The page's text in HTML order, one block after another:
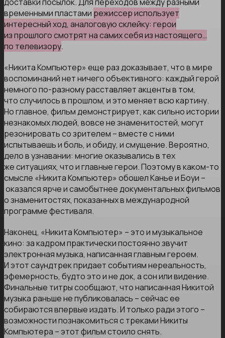
временными пластами режиссер использует
интересный ход, аналоговую склейку: герои
из прошлого смотрят на самих себя из настоящего…
по телевизору.
«Никита Компьютер» еще раз доказывает, что в мире
воспоминаний нет ничего объективного: каждый герой
немного по-разному расставляет акценты в том,
что случилось в прошлом, и это меняет всю картину.
Но главное, фильм демонстрирует, как сильно истории
незнакомых людей, вовсе не знаменитостей, могут
резонировать со зрителем – вместе с ними
испытываешь и боль, и обиду, и смущение. Вероятно,
дело в узнавании: многие оказывались в тех
же ситуациях, что и главные герои. Поэтому в каком-то
смысле «Никита Компьютер» обошел Канье и Боуи –
оказался ярче и самобытнее документальных фильмов
о знаменитостях, показанных в международной
программе фестиваля.
Наконец, «Никита Компьютер» – это и музыкальное
кино: за кадром практически постоянно звучит
электронная музыка, написанная главным героем.
И этот саундтрек придает событиям нереальность,
эфемерность, будто это и не док, а сон или видение.
Финальные титры сообщают, что написанная Никитой
музыка раньше не публиковалась – сейчас ее
собираются впервые издать. И только ради этого –
возможности познакомиться с треками Никиты
Компьютера – этот фильм стоило снять.